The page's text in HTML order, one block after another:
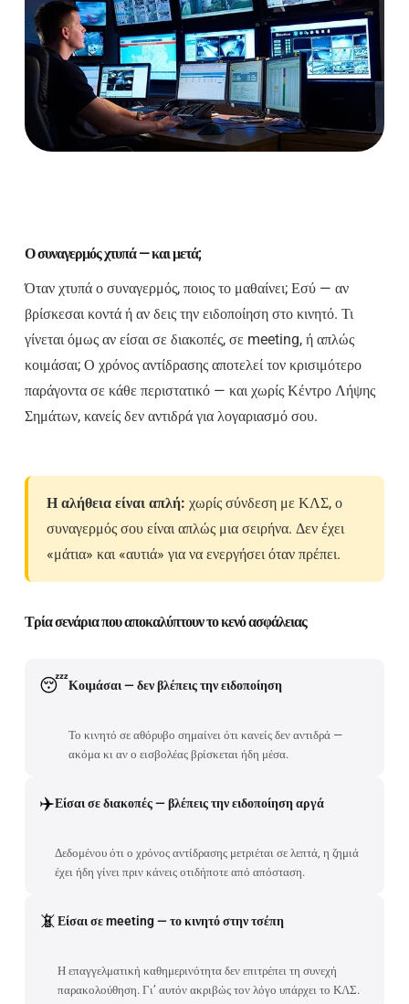
Ο συναγερμός χτυπά — και μετά;
Όταν χτυπά ο συναγερμός, ποιος το μαθαίνει; Εσύ — αν
βρίσκεσαι κοντά ή αν δεις την ειδοποίηση στο κινητό. Τι
γίνεται όμως αν είσαι σε διακοπές, σε meeting, ή απλώς
κοιμάσαι; Ο χρόνος αντίδρασης αποτελεί τον κρισιμότερο
παράγοντα σε κάθε περιστατικό — και χωρίς Κέντρο Λήψης
Σημάτων, κανείς δεν αντιδρά για λογαριασμό σου.
Η αλήθεια είναι απλή: χωρίς σύνδεση με ΚΛΣ, ο
συναγερμός σου είναι απλώς μια σειρήνα. Δεν έχει
«μάτια» και «αυτιά» για να ενεργήσει όταν πρέπει.
Τρία σενάρια που αποκαλύπτουν το κενό ασφάλειας
😴Κοιμάσαι — δεν βλέπεις την ειδοποίηση
Το κινητό σε αθόρυβο σημαίνει ότι κανείς δεν αντιδρά —
ακόμα κι αν ο εισβολέας βρίσκεται ήδη μέσα.
✈️Είσαι σε διακοπές — βλέπεις την ειδοποίηση αργά
Δεδομένου ότι ο χρόνος αντίδρασης μετριέται σε λεπτά, η ζημιά
έχει ήδη γίνει πριν κάνεις οτιδήποτε από απόσταση.
📵Είσαι σε meeting — το κινητό στην τσέπη
Η επαγγελματική καθημερινότητα δεν επιτρέπει τη συνεχή
παρακολούθηση. Γι’ αυτόν ακριβώς τον λόγο υπάρχει το ΚΛΣ.